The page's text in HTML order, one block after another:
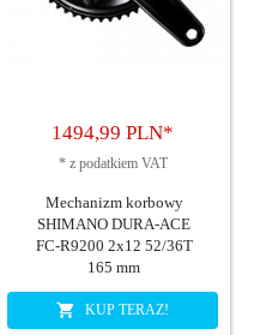
1494,99 PLN*
* z podatkiem VAT
Mechanizm korbowy
SHIMANO DURA‑ACE
FC‑R9200 2x12 52/36T
165 mm
KUP TERAZ!